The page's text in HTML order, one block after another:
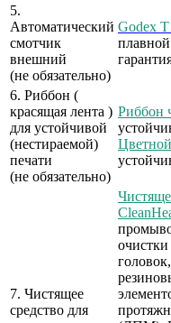
5.
Автоматический
смотчик
внешний
(не обязательно)
Godex
6. Риббон (
красящая лента )
для устойчивой
(нестираемой)
печати
(не обязательно)
Риббон
7. Чистящее
средство для